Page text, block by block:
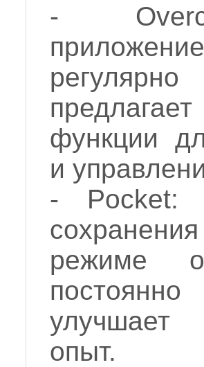
-
функции
и
- Pocket:
режиме
улучшает
опыт.